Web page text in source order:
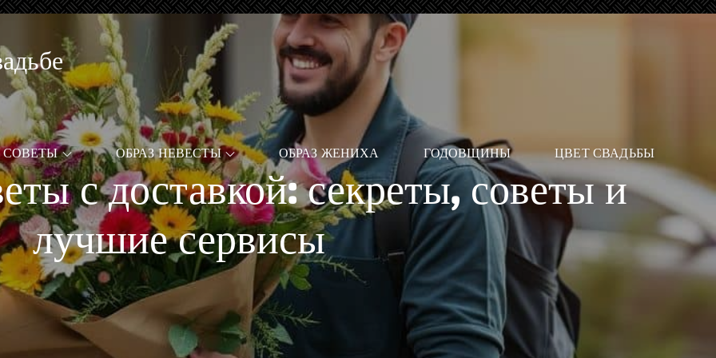
СОВЕТЫ ОБРАЗ НЕВЕСТЫ ОБРАЗ ЖЕНИХА ГОДОВЩИНЫ ЦВЕТ СВАДЬБЫ
с доставкой: секреты, советы и
лучшие сервисы